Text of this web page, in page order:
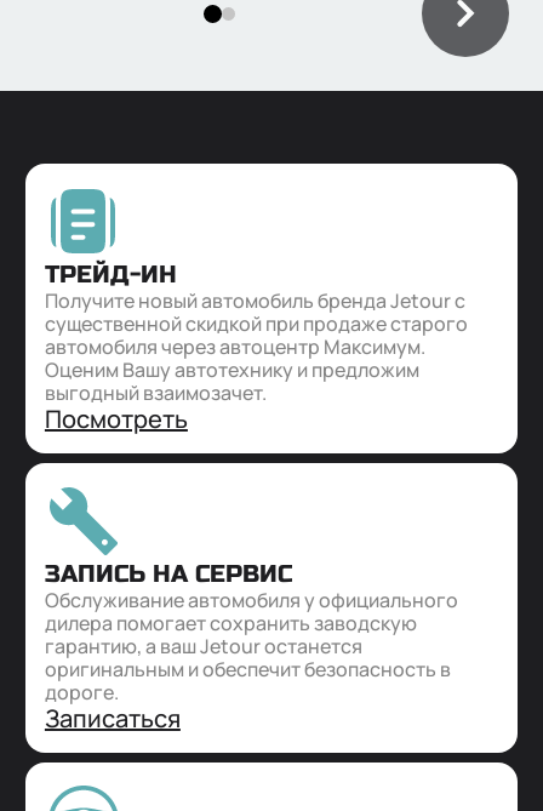
ТРЕЙД-ИН
Получите новый автомобиль бренда Jetour с
существенной скидкой при продаже старого
автомобиля через автоцентр Максимум.
Оценим Вашу автотехнику и предложим
выгодный взаимозачет.
Посмотреть
ЗАПИСЬ НА СЕРВИС
Обслуживание автомобиля у официального
дилера помогает сохранить заводскую
гарантию, а ваш Jetour останется
оригинальным и обеспечит безопасность в
дороге.
Записаться